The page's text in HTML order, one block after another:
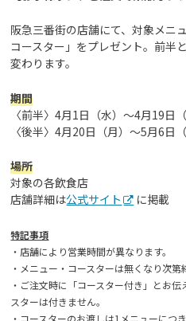
阪急三番街の店舗にて、対象メニ
コースター」をプレゼント。前半
変わります。
期間
〈前半〉4月1日（水）～4月19日（
〈後半〉4月20日（月）～5月6日（
場所
対象の各飲食店
店舗詳細は公式サイト に掲載
特記事項
・店舗により営業時間が異なります。
・メニュー・コースターは無くなり次第
・ご注文時に「コースター付き」とお
スターは付きません。
・コースターのお渡しは1メニューにつ